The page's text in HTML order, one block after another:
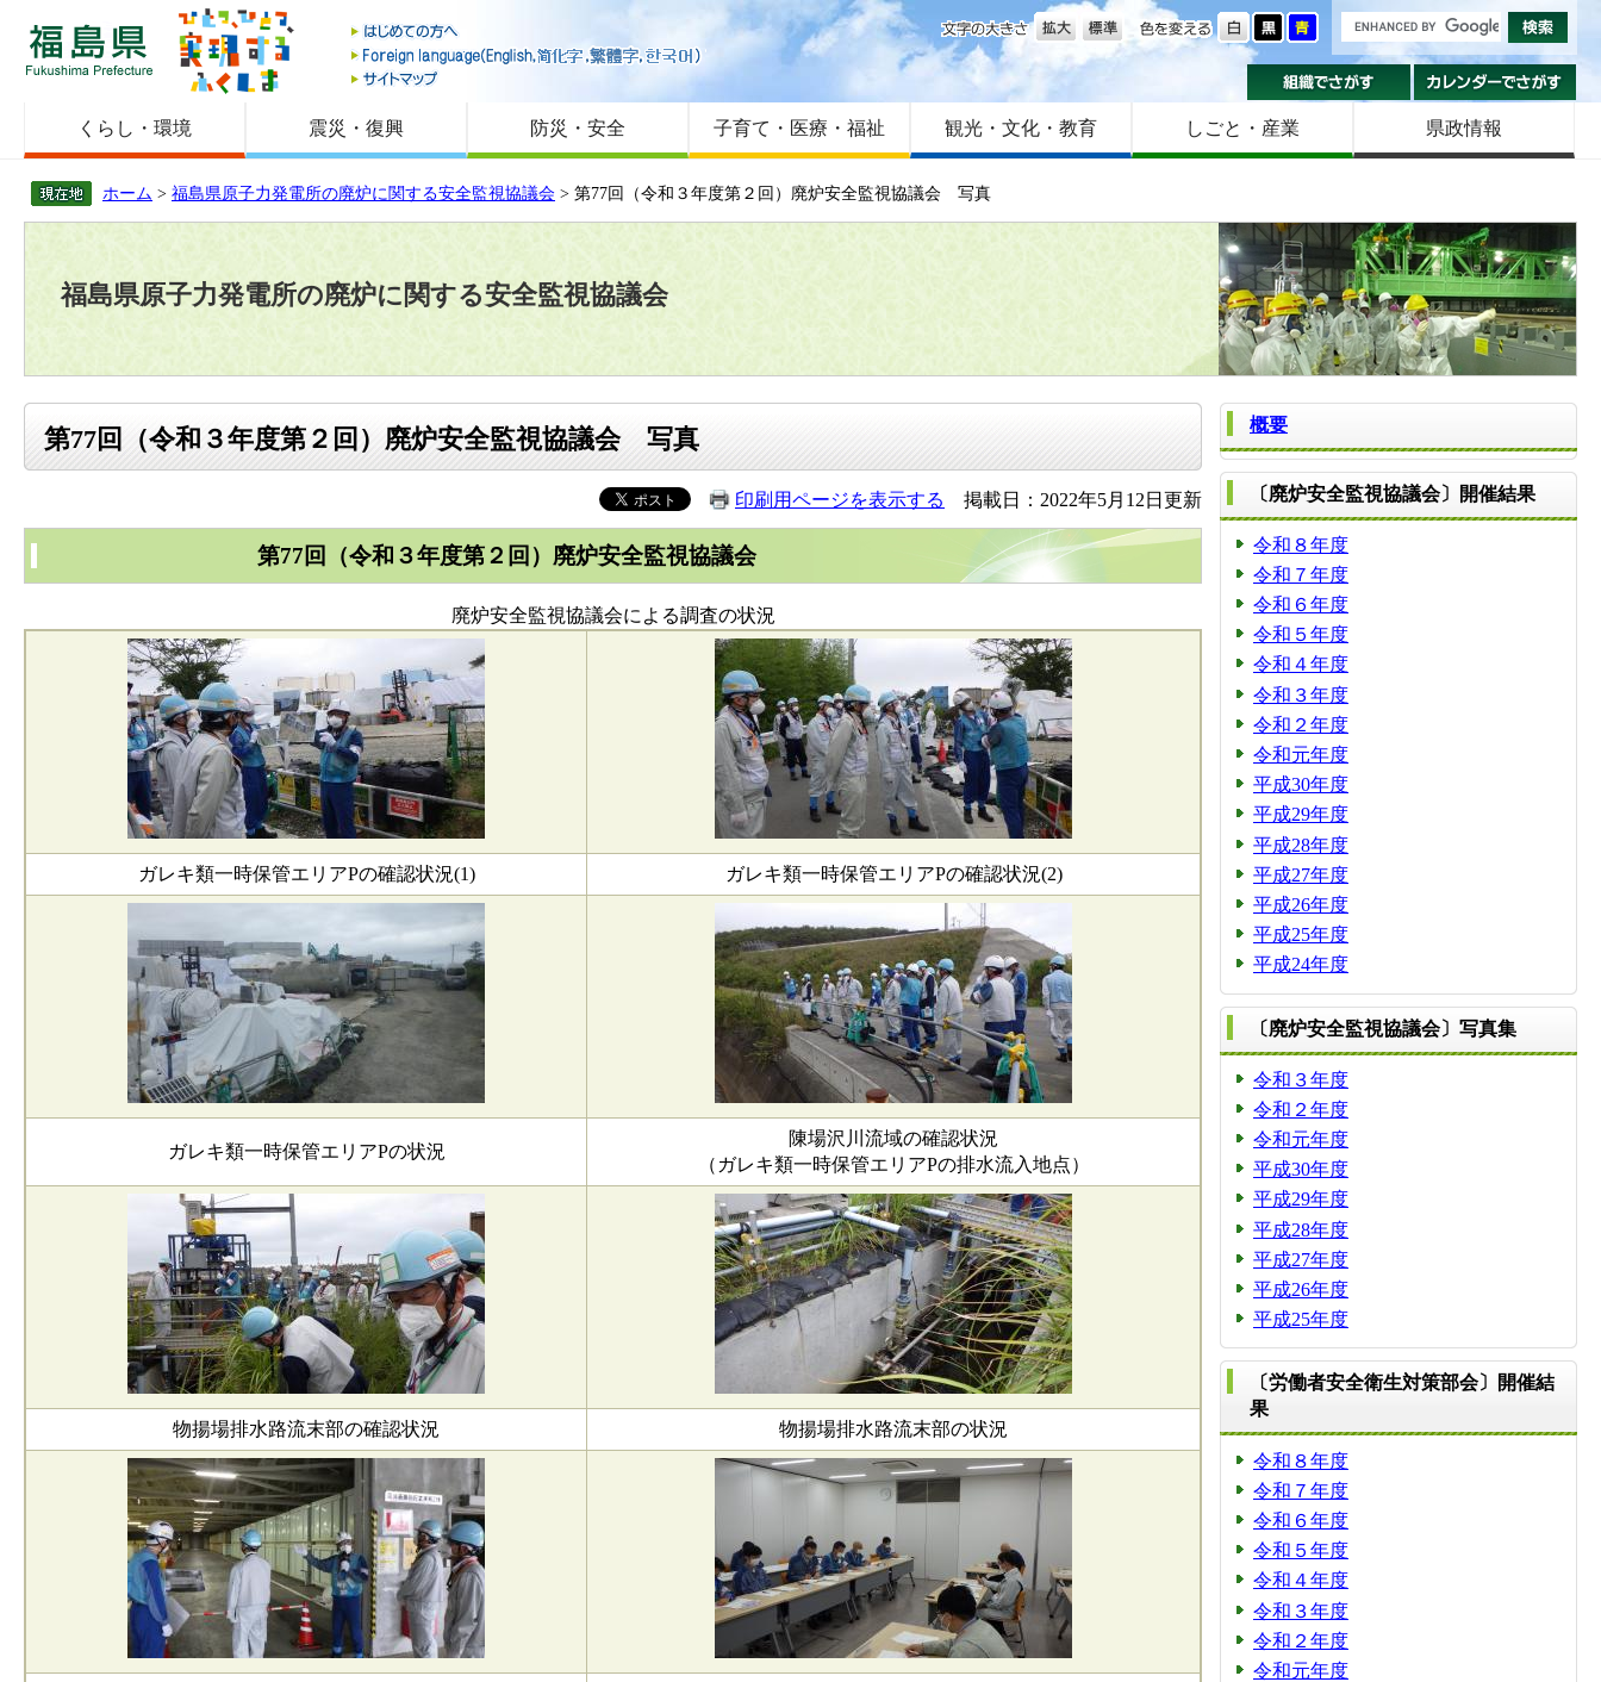
福島県
はじめての方へ
Foreign language
サイトマップ
色を変える
文字の大きさ
組織でさがす
くらし・環境 震災・復興 防災・安全 子育て・医療・福祉 観光・文化・教育 しごと・産業 県政情報
ホーム > 福島県原子力発電所の廃炉に関する安全監視協議会 > 第77回（令和３年度第２回）廃炉安全監視協議会 写真
福島県原子力発電所の廃炉に関する安全監視協議会
第77回（令和３年度第２回）廃炉安全監視協議会 写真
印刷用ページを表示する 掲載日：2022年5月12日更新
第77回（令和３年度第２回）廃炉安全監視協議会
廃炉安全監視協議会による調査の状況
ガレキ類一時保管エリアPの確認状況(1) ガレキ類一時保管エリアPの確認状況(2)
ガレキ類一時保管エリアPの状況
陳場沢川流域の確認状況
（ガレキ類一時保管エリアPの排水流入地点）
物揚場排水路流末部の確認状況 物揚場排水路流末部の状況
概要
〔廃炉安全監視協議会〕開催結果
令和８年度
令和７年度
令和６年度
令和５年度
令和４年度
令和３年度
令和２年度
令和元年度
平成30年度
平成29年度
平成28年度
平成27年度
平成26年度
平成25年度
平成24年度
〔廃炉安全監視協議会〕写真集
令和３年度
令和２年度
令和元年度
平成30年度
平成29年度
平成28年度
平成27年度
平成26年度
平成25年度
〔労働者安全衛生対策部会〕開催結
果
令和８年度
令和７年度
令和６年度
令和５年度
令和４年度
令和３年度
令和２年度
令和元年度